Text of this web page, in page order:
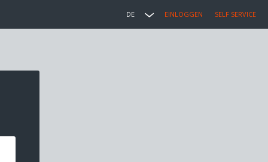
DE EINLOGGEN SELF SERVICE